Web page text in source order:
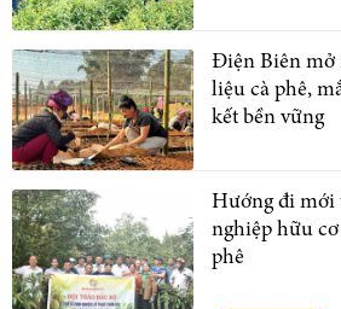
Điện Biên mở
liệu cà phê,
kết bền vững
Hướng đi mới
nghiệp hữu cơ
phê